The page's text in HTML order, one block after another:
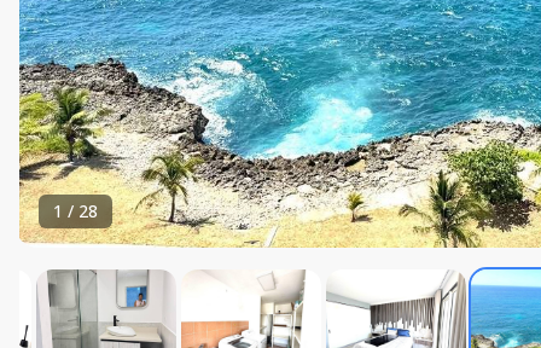
1 / 28